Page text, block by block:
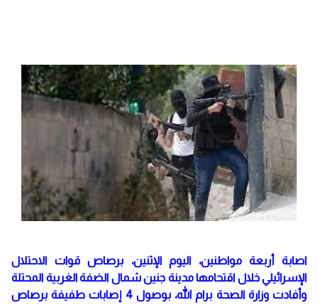
اصابة أربعة مواطنين، اليوم الإثنين، برصاص قوات الاحتلال
الإسرائيلي خلال اقتحامها مدينة جنين شمال الضفة الغربية المحتلة
وأفادت وزارة الصحة برام الله، بوصول 4 إصابات طفيفة برصاص